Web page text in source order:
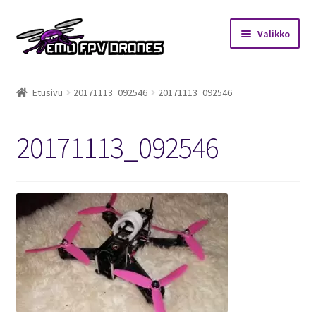
Siirry
navigointiin
Siirry
sisältöön
Valikko
Kuukausihaaste
Mitä on FPV?
Ohjeet
Beta65 – Betacube – Betaflight Configuration
Etusivu 20171113_092546 20171113_092546
20171113_092546